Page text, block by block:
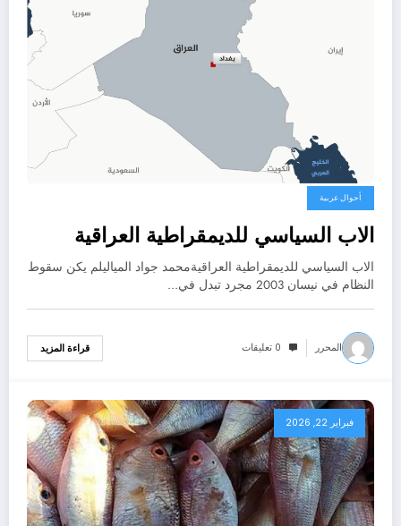
أحوال عربية
الاب السياسي للديمقراطية العراقية
الاب السياسي للديمقراطية العراقيةمحمد جواد الميالي​لم يكن سقوط
النظام في نيسان 2003 مجرد تبدل في…
المحرر 0 تعليقات قراءة المزيد
فبراير 22, 2026